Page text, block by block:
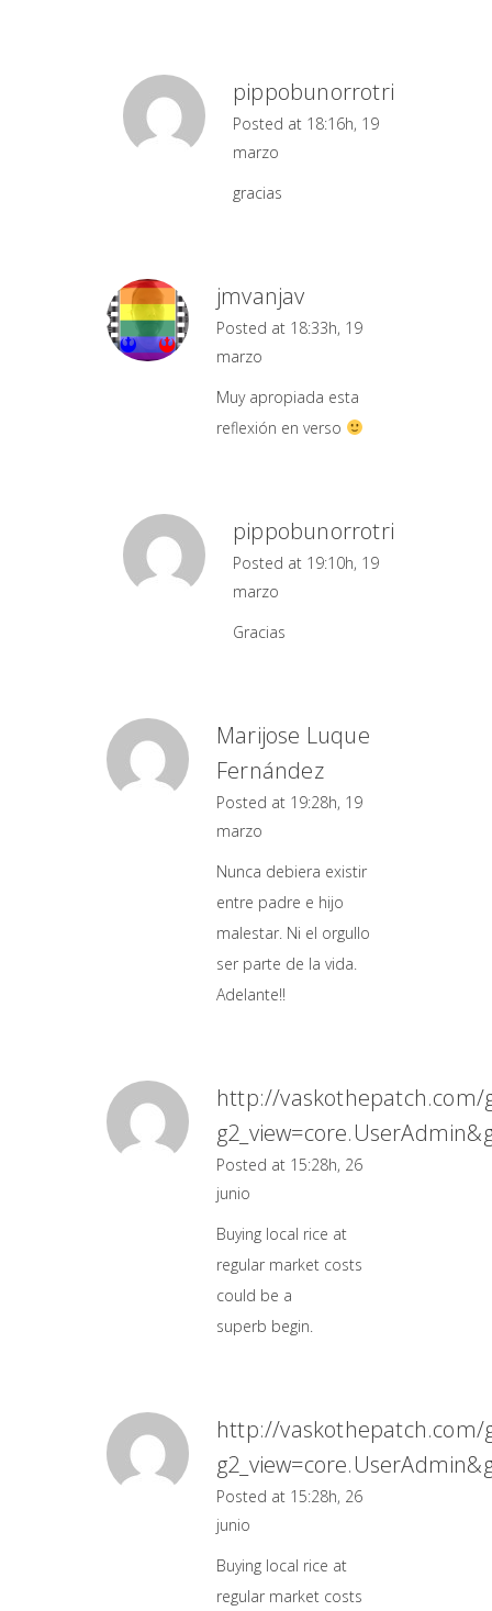
pippobunorrotri
Posted at 18:16h, 19
marzo
gracias
jmvanjav
Posted at 18:33h, 19
marzo
Muy apropiada esta
reflexión en verso
pippobunorrotri
Posted at 19:10h, 19
marzo
Gracias
Marijose Luque
Fernández
Posted at 19:28h, 19
marzo
Nunca debiera existir
entre padre e hijo
malestar. Ni el orgullo
ser parte de la vida.
Adelante!!
http://vaskothepatch.com/
Posted at 15:28h, 26
junio
Buying local rice at
regular market costs
could be a
superb begin.
http://vaskothepatch.com/
Posted at 15:28h, 26
junio
Buying local rice at
regular market costs